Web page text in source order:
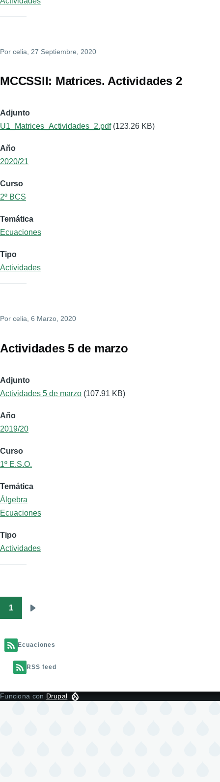
Por celia , 27 Septiembre, 2020
MCCSSII: Matrices. Actividades 2
Adjunto
U1_Matrices_Actividades_2.pdf (123.26 KB)
Año
2020/21
Curso
2º BCS
Temática
Ecuaciones
Tipo
Actividades
Por celia, 6 Marzo, 2020
Actividades 5 de marzo
Adjunto
Actividades 5 de marzo (107.91 KB)
Año
2019/20
Curso
1º E.S.O.
Temática
Álgebra
Ecuaciones
Tipo
Actividades
Paginación
1
Ecuaciones
RSS feed
Funciona con Drupal